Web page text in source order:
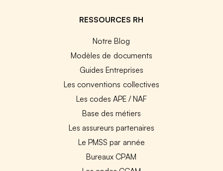
RESSOURCES RH
Notre Blog
Modèles de documents
Guides Entreprises
Les conventions collectives
Les codes APE / NAF
Base des métiers
Les assureurs partenaires
Le PMSS par année
Bureaux CPAM